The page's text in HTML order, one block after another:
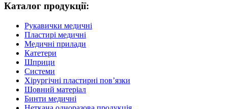
Каталог продукції:
Рукавички медичні
Пластирі медичні
Медичні прилади
Катетери
Шприци
Системи
Хірургічні пластирні пов’язки
Шовний матеріал
Бинти медичні